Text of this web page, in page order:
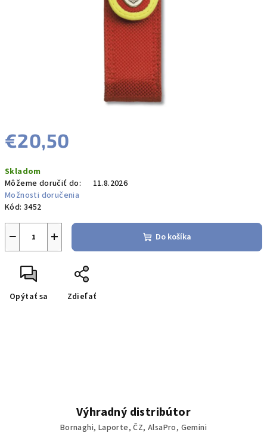
€20,50
cena:
Skladom
Môžeme doručiť do:
11.8.2026
Možnosti doručenia
Kód: 3452
+
− Do košíka
Opýtať sa Zdieľať
Výhradný distribútor
Bornaghi, Laporte, ČZ, AlsaPro, Gemini